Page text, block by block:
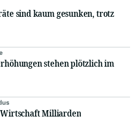
sind kaum gesunken, trotz
stehen plötzlich im
Milliarden